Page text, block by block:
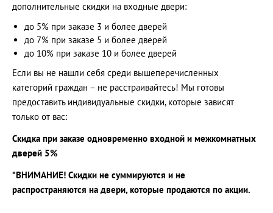
дополнительные скидки на входные двери:
до 5% при заказе 3 и более дверей
до 7% при заказе 5 и более дверей
до 10% при заказе 10 и более дверей
Если вы не нашли себя среди вышеперечисленных
категорий граждан – не расстраивайтесь! Мы готовы
предоставить индивидуальные скидки, которые зависят
только от вас:
Скидка при заказе одновременно входной и межкомнатных
дверей 5%
*ВНИМАНИЕ! Скидки не суммируются и не
распространяются на двери, которые продаются по акции.